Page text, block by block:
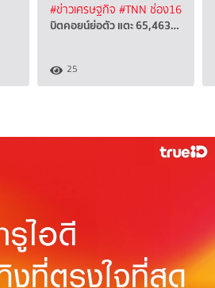
#ข่าวเศรษฐกิจ #TNN ช่อง16
บิตคอยน์ย่อตัว แตะ 65,463…
25